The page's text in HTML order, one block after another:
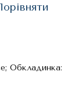
Обкладинка: